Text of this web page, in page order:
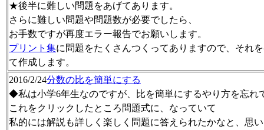
★後半に難しい問題をあげてあります。
さらに難しい問題や問題数が必要でしたら、
お手数ですが再度エラー報告でお願いします。
プリント集に問題をたくさんつくってありますので、それ
て作成します。
2016/2/24分数の比を簡単にする
◆私は小学6年生なのですが、比を簡単にするやり方を忘れ
これをクリックしたところ問題式に、なっていて
私的には解説も詳しく楽しく問題に答えられたかなと、思